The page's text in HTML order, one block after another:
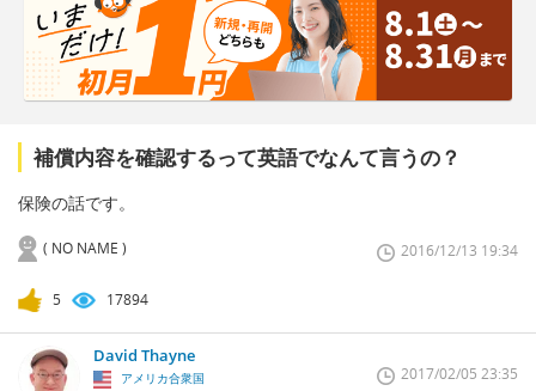
補償内容を確認するって英語でなんて言うの？
保険の話です。
( NO NAME ) 2016/12/13 19:34
5 17894
David Thayne
アメリカ合衆国 2017/02/05 23:35